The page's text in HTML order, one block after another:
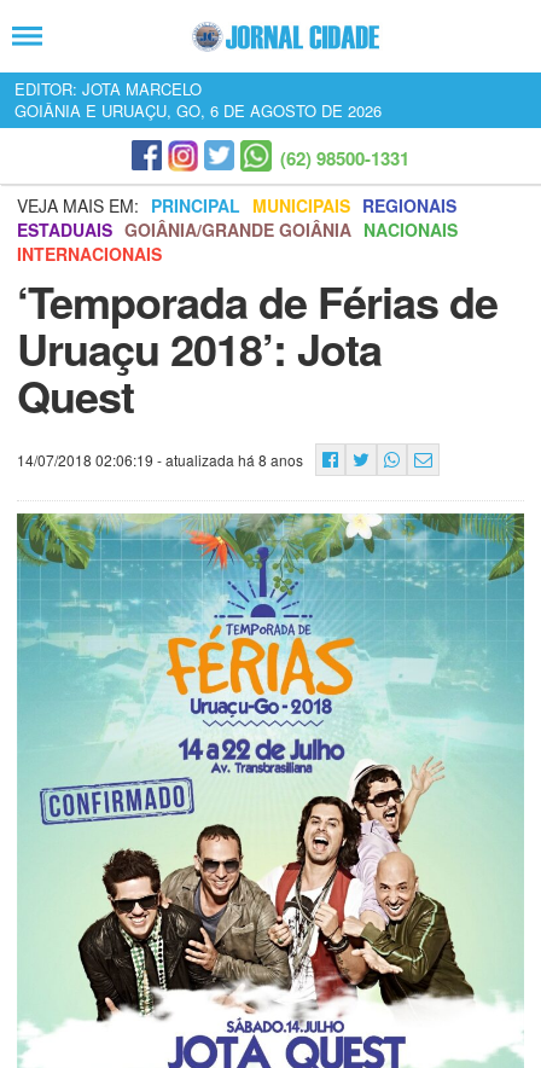
EDITOR: JOTA MARCELO
GOIÂNIA E URUAÇU, GO, 6 DE AGOSTO DE 2026
(62) 98500-1331
VEJA MAIS EM: PRINCIPAL MUNICIPAIS REGIONAIS
ESTADUAIS GOIÂNIA/GRANDE GOIÂNIA NACIONAIS
INTERNACIONAIS
‘Temporada de Férias de
Uruaçu 2018’: Jota
Quest
14/07/2018 02:06:19 - atualizada há 8 anos